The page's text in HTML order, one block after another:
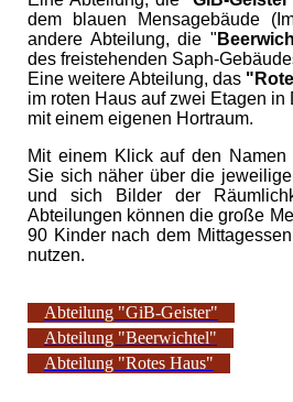
dem blauen Mensagebäude
andere Abteilung, die "
des freistehenden Saph-
Eine weitere Abteilung, das
im roten Haus auf zwei Etagen in
mit einem eigenen Hortraum.
Mit einem Klick auf den Namen
Sie sich näher über die
und sich Bilder der
Abteilungen können die große
90 Kinder nach dem
nutzen.
Abteilung "GiB-Geister"
Abteilung "Beerwichtel"
Abteilung "Rotes Haus"